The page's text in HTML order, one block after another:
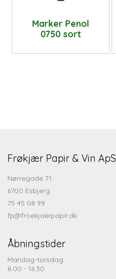
Marker Penol
0750 sort
Frøkjær Papir & Vin ApS
Nørregade 71
6700 Esbjerg
75 45 08 99
fp@froekjaerpapir.dk
Åbningstider
Mandag-torsdag:
8.00 - 16.30